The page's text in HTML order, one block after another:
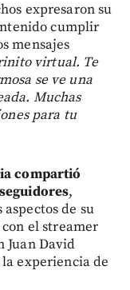
expresaron su
cumplir
mensajes
virtual. Te
se ve una
Muchas
para tu
compartió
,
de su
el streamer
Juan David
experiencia de